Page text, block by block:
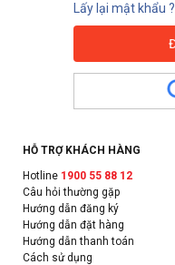
Lấy lại mật khẩu ?
HỖ TRỢ KHÁCH HÀNG
Hotline 1900 55 88 12
Câu hỏi thường gặp
Hướng dẫn đăng ký
Hướng dẫn đặt hàng
Hướng dẫn thanh toán
Cách sử dụng